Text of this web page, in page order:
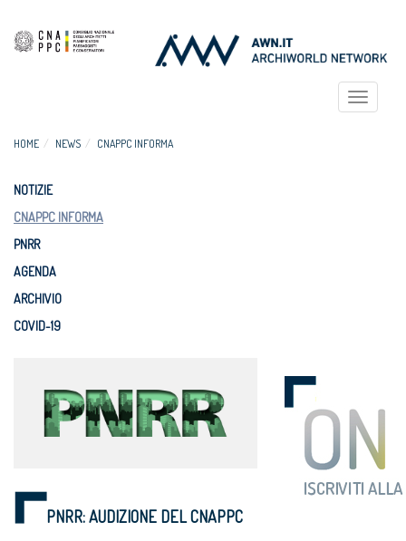
Toggle
HOME NEWS CNAPPC INFORMA
NOTIZIE
CNAPPC INFORMA
PNRR
AGENDA
ARCHIVIO
COVID-19
PNRR: AUDIZIONE DEL CNAPPC